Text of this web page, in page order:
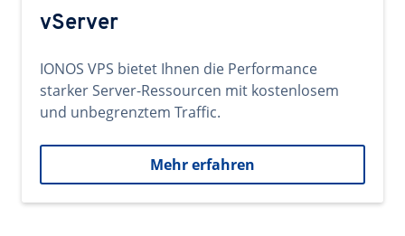
vServer
IONOS VPS bietet Ihnen die Performance
starker Server-Ressourcen mit kostenlosem
und unbegrenztem Traffic.
Mehr erfahren